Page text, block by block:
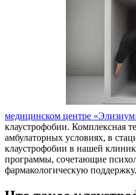
медицинском центре
клаустрофобии. Комплексная
амбулаторных условиях, в
клаустрофобии в нашей
программы, сочетающие
фармакологическую поддержку.